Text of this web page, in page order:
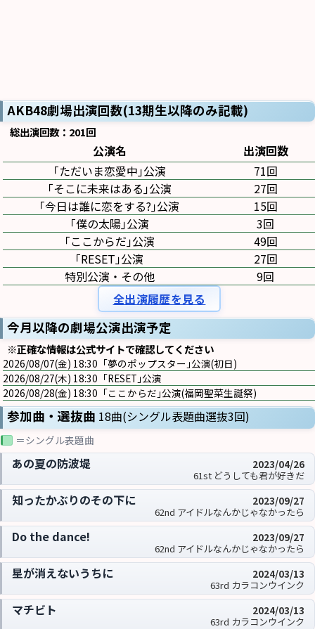
AKB48劇場出演回数(13期生以降のみ記載)
総出演回数：201回
公演名
出演回数
｢ただいま恋愛中｣公演
71回
｢そこに未来はある｣公演
27回
｢今日は誰に恋をする?｣公演
15回
｢僕の太陽｣公演
3回
｢ここからだ｣公演
49回
｢RESET｣公演
27回
特別公演・その他
9回
全出演履歴を見る
今月以降の劇場公演出演予定
※正確な情報は公式サイトで確認してください
2026/08/07(金) 18:30 ｢夢のポップスター｣公演(初日)
2026/08/27(木) 18:30 ｢RESET｣公演
2026/08/28(金) 18:30 ｢ここからだ｣公演(福岡聖菜生誕祭)
参加曲・選抜曲 18曲(シングル表題曲選抜3回)
＝シングル表題曲
あの夏の防波堤
2023/04/26
61st どうしても君が好きだ
知ったかぶりのその下に
2023/09/27
62nd アイドルなんかじゃなかったら
Do the dance!
2023/09/27
62nd アイドルなんかじゃなかったら
星が消えないうちに
2024/03/13
63rd カラコンウインク
マチビト
2024/03/13
63rd カラコンウインク